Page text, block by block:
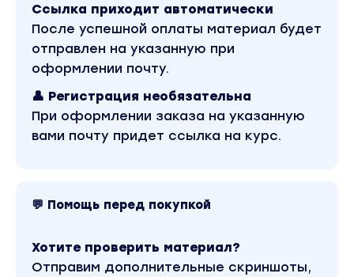
Из которых вам останется только выбрать
6. Подборка сервисов, которые сэкономят
Подборка ссылок на ресурсы где можно
ресурсы, где можно недорого заказать
7. SEO-рекомендации для продвижения
Об авторе:
Ссылка приходит автоматически
После успешной оплаты материал будет
отправлен на указанную при
оформлении почту.
👤 Регистрация необязательна
При оформлении заказа на указанную
вами почту придет ссылка на курс.
💬 Помощь перед покупкой
Хотите проверить материал?
Отправим дополнительные скриншоты,